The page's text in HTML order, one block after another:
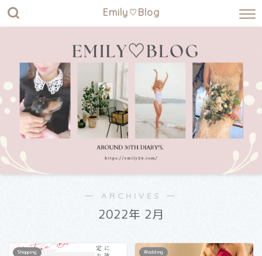
Emily♡Blog
― ARCHIVES ―
2022年 2月
Shopping Wedding